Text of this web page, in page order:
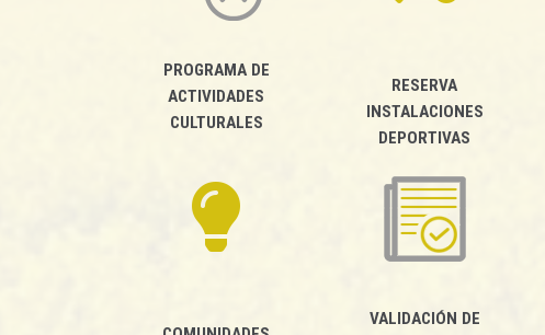
PROGRAMA DE
ACTIVIDADES
CULTURALES
RESERVA
INSTALACIONES
DEPORTIVAS
VALIDACIÓN DE